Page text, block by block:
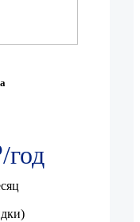
год